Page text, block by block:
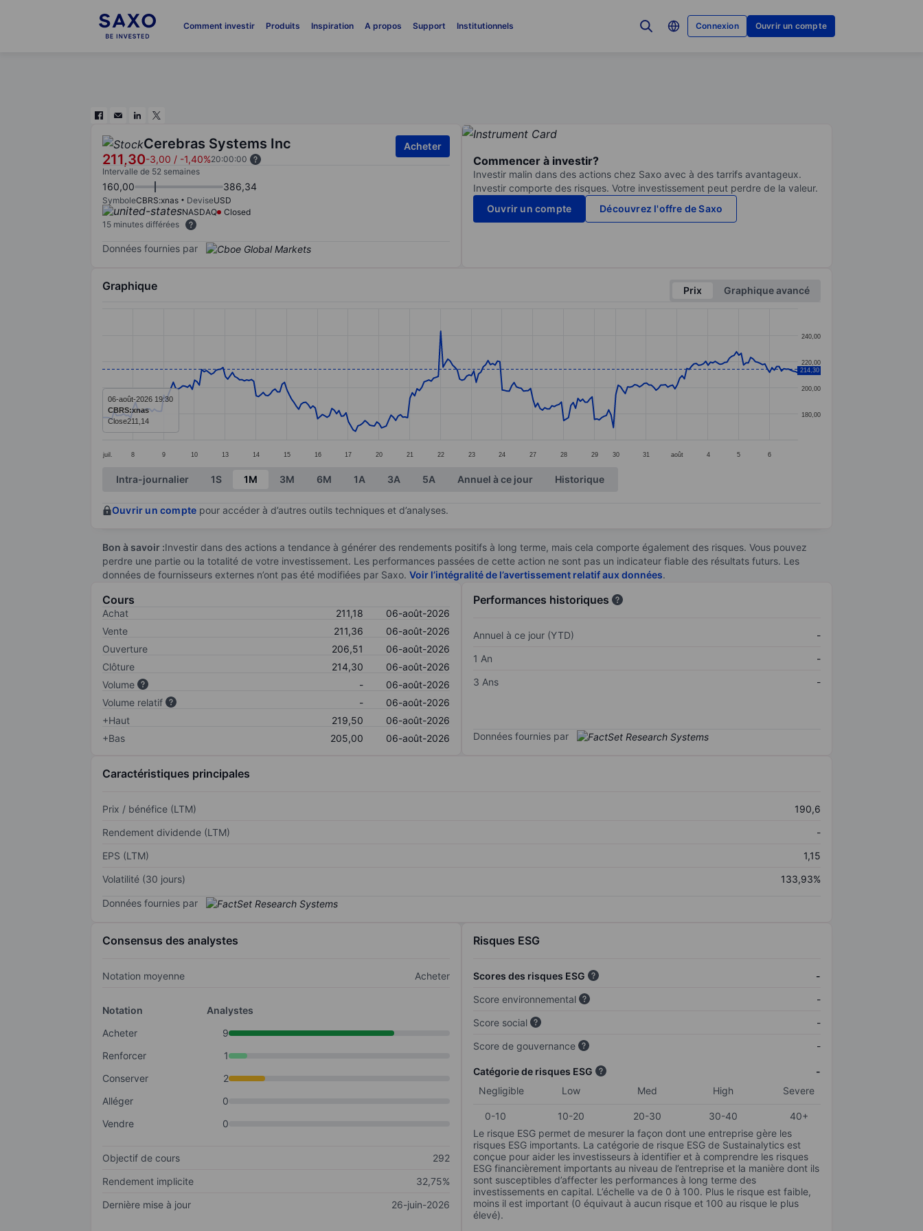
Comment investir Produits Inspiration A propos Support Institutionnels Connexion Ouvrir un compte
Cerebras Systems Inc
211,30-3,00 / -1,40%20:00:00
Acheter
Intervalle de 52 semaines
160,00 386,34
SymboleCBRS:xnas DeviseUSD
NASDAQ
Closed
15 minutes différées
Données fournies par
Commencer à investir?
Investir malin dans des actions chez Saxo avec à des tarrifs avantageux.
Investir comporte des risques. Votre investissement peut perdre de la valeur.
Ouvrir un compte
Découvrez l'offre de Saxo
Graphique Prix
Graphique avancé
The chart has 1 Y axis displaying values. Data ranges from 166.39 to 243.08.
juil. 8 9 10 13 14 15 16 17 20 21 22 23 24 27 28 29 30 31 août 4 5 6
180,00
200,00
220,00
240,00
214,30
06-août-2026 19:30
CBRS:xnas
Close211,14
End of interactive chart.
Intra-journalier 1S 1M 3M 6M 1A 3A 5A Annuel à ce jour Historique
Ouvrir un compte pour accéder à d’autres outils techniques et d’analyses.
Bon à savoir :Investir dans des actions a tendance à générer des rendements positifs à long terme, mais cela comporte également des risques. Vous pouvez
perdre une partie ou la totalité de votre investissement. Les performances passées de cette action ne sont pas un indicateur fiable des résultats futurs. Les
données de fournisseurs externes n’ont pas été modifiées par Saxo. Voir l’intégralité de l’avertissement relatif aux données.
Cours
Achat 211,18
06-août-2026
Vente
211,36
06-août-2026
Ouverture
206,51
06-août-2026
Clôture
214,30
06-août-2026
Volume
-
06-août-2026
Volume relatif
-
06-août-2026
+Haut
219,50
06-août-2026
+Bas
205,00 06-août-2026
Performances historiques
Annuel à ce jour (YTD)
-
1 An
-
3 Ans
-
Données fournies par
Caractéristiques principales
Prix / bénéfice (LTM)
190,6
Rendement dividende (LTM)
-
EPS (LTM)
1,15
Volatilité (30 jours)
133,93%
Données fournies par
Consensus des analystes
Notation moyenne Acheter
Notation
Analystes
Acheter
9
Renforcer
1
Conserver
2
Alléger
0
Vendre
0
Objectif de cours
292
Rendement implicite
32,75%
Dernière mise à jour
26-juin-2026
Risques ESG
Scores des risques ESG
-
Score environnemental
-
Score social
-
Score de gouvernance
-
Catégorie de risques ESG
-
Negligible
Low Med High Severe
0-10 10-20 20-30 30-40
40+
Le risque ESG permet de mesurer la façon dont une entreprise gère les
risques ESG importants. La catégorie de risque ESG de Sustainalytics est
conçue pour aider les investisseurs à identifier et à comprendre les risques
ESG financièrement importants au niveau de l’entreprise et la manière dont ils
sont susceptibles d’affecter les performances à long terme des
investissements en capital. L’échelle va de 0 à 100. Plus le risque est faible,
moins il est important (0 équivaut à aucun risque et 100 au risque le plus
élevé).